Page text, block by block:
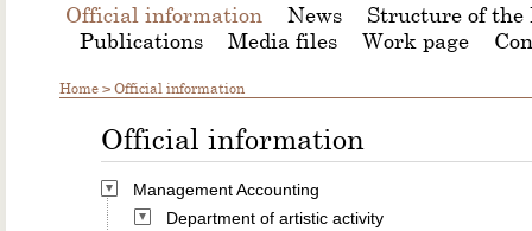
Official information News
Structure of
Publications
Media files Work page
Home>Official information
Official information
Management Accounting
Department of artistic activity